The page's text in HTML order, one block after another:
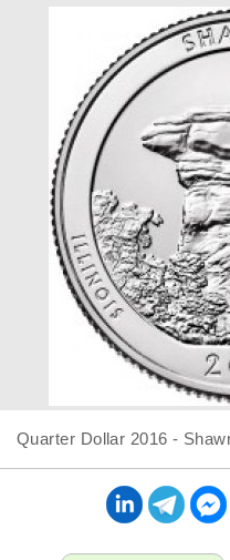
Quarter Dollar 2016 -